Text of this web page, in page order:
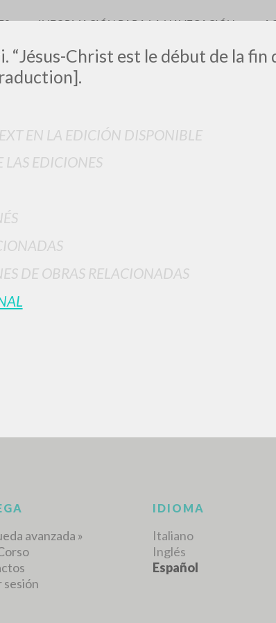
“Jésus-Christ est le début de la fin
EN LA EDICIÓN DISPONIBLE
LAS EDICIONES
DE OBRAS RELACIONADAS
INFORMACIÓN PARA LA NAVEGACIÓN
0DOCUMENTOS ENCONTRADOS
Ver detalles por tipo
avanzada »
sesión
IDIOMA
Italiano
Inglés
Español